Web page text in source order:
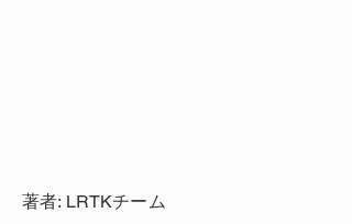
著者: LRTKチーム